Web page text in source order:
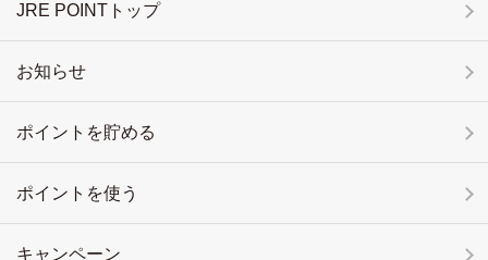
JRE POINTトップ
お知らせ
ポイントを貯める
ポイントを使う
キャンペーン